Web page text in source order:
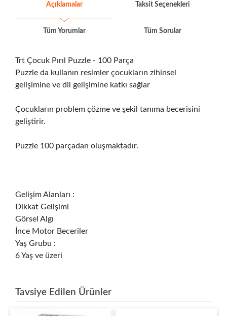
Açıklamalar Taksit Seçenekleri
Tüm Yorumlar Tüm Sorular
Trt Çocuk Pırıl Puzzle - 100 Parça
Puzzle da kullanın resimler çocukların zihinsel
gelişimine ve dil gelişimine katkı sağlar
Çocukların problem çözme ve şekil tanıma becerisini
geliştirir.
Puzzle 100 parçadan oluşmaktadır.
Gelişim Alanları :
Dikkat Gelişimi
Görsel Algı
İnce Motor Beceriler
Yaş Grubu :
6 Yaş ve üzeri
Tavsiye Edilen Ürünler